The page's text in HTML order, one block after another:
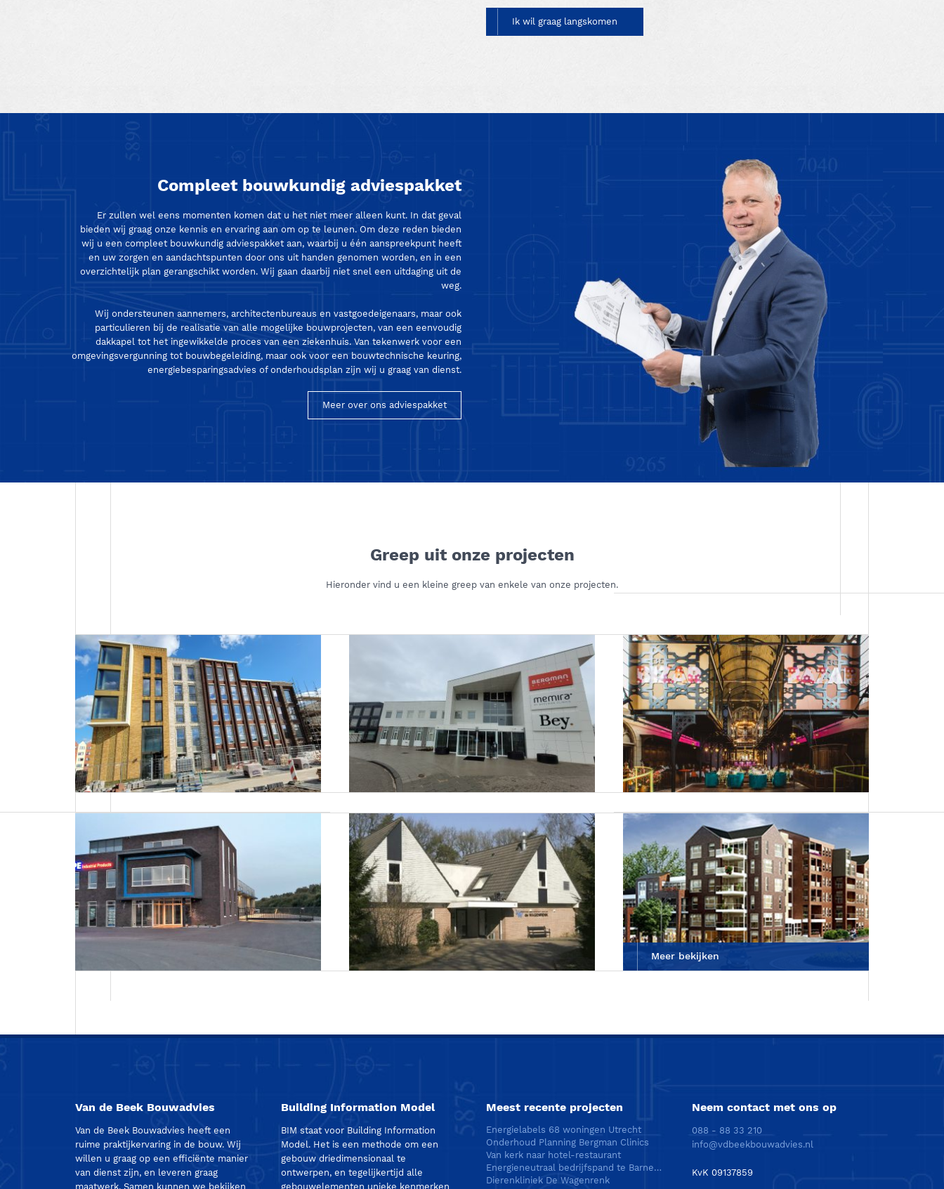
Ik wil graag langskomen
Compleet bouwkundig adviespakket
Er zullen wel eens momenten komen dat u het niet meer alleen kunt. In dat geval
bieden wij graag onze kennis en ervaring aan om op te leunen. Om deze reden bieden
wij u een compleet bouwkundig adviespakket aan, waarbij u één aanspreekpunt heeft
en uw zorgen en aandachtspunten door ons uit handen genomen worden, en in een
overzichtelijk plan gerangschikt worden. Wij gaan daarbij niet snel een uitdaging uit de
weg.
Wij ondersteunen aannemers, architectenbureaus en vastgoedeigenaars, maar ook
particulieren bij de realisatie van alle mogelijke bouwprojecten, van een eenvoudig
dakkapel tot het ingewikkelde proces van een ziekenhuis. Van tekenwerk voor een
omgevingsvergunning tot bouwbegeleiding, maar ook voor een bouwtechnische keuring,
energiebesparingsadvies of onderhoudsplan zijn wij u graag van dienst.
Meer over ons adviespakket
Greep uit onze projecten
Hieronder vind u een kleine greep van enkele van onze projecten.
Meer bekijken
Van de Beek Bouwadvies
Van de Beek Bouwadvies heeft een
ruime praktijkervaring in de bouw. Wij
willen u graag op een efficiënte manier
van dienst zijn, en leveren graag
maatwerk. Samen kunnen we bekijken
Building Information Model
BIM staat voor Building Information
Model. Het is een methode om een
gebouw driedimensionaal te
ontwerpen, en tegelijkertijd alle
gebouwelementen unieke kenmerken
Meest recente projecten
Energielabels 68 woningen Utrecht
Onderhoud Planning Bergman Clinics
Van kerk naar hotel-restaurant
Energieneutraal bedrijfspand te Barneveld
Dierenkliniek De Wagenrenk
Neem contact met ons op
088 - 88 33 210
info@vdbeekbouwadvies.nl
KvK 09137859